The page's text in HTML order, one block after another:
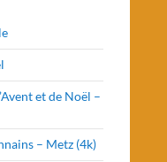
et de Noël –
– Metz (4k)